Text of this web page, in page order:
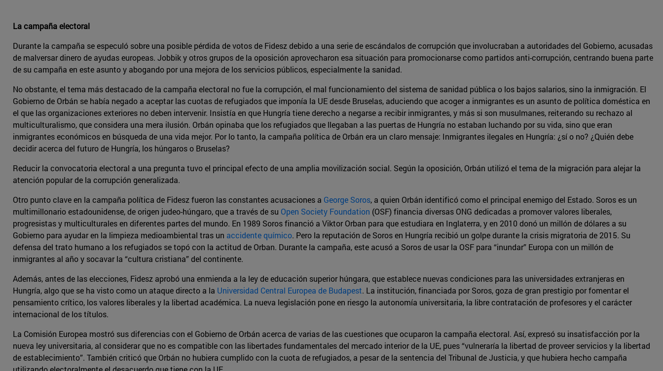
La campaña electoral
Durante la campaña se especuló sobre una posible pérdida de votos de Fidesz debido a una serie de escándalos de corrupción que involucraban a autoridades del Gobierno, acusadas
de malversar dinero de ayudas europeas. Jobbik y otros grupos de la oposición aprovecharon esa situación para promocionarse como partidos anti-corrupción, centrando buena parte
de su campaña en este asunto y abogando por una mejora de los servicios públicos, especialmente la sanidad.
No obstante, el tema más destacado de la campaña electoral no fue la corrupción, el mal funcionamiento del sistema de sanidad pública o los bajos salarios, sino la inmigración. El
Gobierno de Orbán se había negado a aceptar las cuotas de refugiados que imponía la UE desde Bruselas, aduciendo que acoger a inmigrantes es un asunto de política doméstica en
el que las organizaciones exteriores no deben intervenir. Insistía en que Hungría tiene derecho a negarse a recibir inmigrantes, y más si son musulmanes, reiterando su rechazo al
multiculturalismo, que considera una mera ilusión. Orbán opinaba que los refugiados que llegaban a las puertas de Hungría no estaban luchando por su vida, sino que eran
inmigrantes económicos en búsqueda de una vida mejor. Por lo tanto, la campaña política de Orbán era un claro mensaje: Inmigrantes ilegales en Hungría: ¿sí o no? ¿Quién debe
decidir acerca del futuro de Hungría, los húngaros o Bruselas?
Reducir la convocatoria electoral a una pregunta tuvo el principal efecto de una amplia movilización social. Según la oposición, Orbán utilizó el tema de la migración para alejar la
atención popular de la corrupción generalizada.
Otro punto clave en la campaña política de Fidesz fueron las constantes acusaciones a George Soros, a quien Orbán identificó como el principal enemigo del Estado. Soros es un
multimillonario estadounidense, de origen judeo-húngaro, que a través de su Open Society Foundation (OSF) financia diversas ONG dedicadas a promover valores liberales,
progresistas y multiculturales en diferentes partes del mundo. En 1989 Soros financió a Viktor Orban para que estudiara en Inglaterra, y en 2010 donó un millón de dólares a su
Gobierno para ayudar en la limpieza medioambiental tras un accidente químico. Pero la reputación de Soros en Hungría recibió un golpe durante la crisis migratoria de 2015. Su
defensa del trato humano a los refugiados se topó con la actitud de Orban. Durante la campaña, este acusó a Soros de usar la OSF para “inundar” Europa con un millón de
inmigrantes al año y socavar la “cultura cristiana” del continente.
Además, antes de las elecciones, Fidesz aprobó una enmienda a la ley de educación superior húngara, que establece nuevas condiciones para las universidades extranjeras en
Hungría, algo que se ha visto como un ataque directo a la Universidad Central Europea de Budapest. La institución, financiada por Soros, goza de gran prestigio por fomentar el
pensamiento crítico, los valores liberales y la libertad académica. La nueva legislación pone en riesgo la autonomía universitaria, la libre contratación de profesores y el carácter
internacional de los títulos.
La Comisión Europea mostró sus diferencias con el Gobierno de Orbán acerca de varias de las cuestiones que ocuparon la campaña electoral. Así, expresó su insatisfacción por la
nueva ley universitaria, al considerar que no es compatible con las libertades fundamentales del mercado interior de la UE, pues “vulneraría la libertad de proveer servicios y la libertad
de establecimiento”. También criticó que Orbán no hubiera cumplido con la cuota de refugiados, a pesar de la sentencia del Tribunal de Justicia, y que hubiera hecho campaña